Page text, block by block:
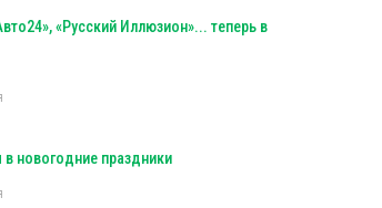
«Русский Иллюзион»... теперь в
новогодние праздники